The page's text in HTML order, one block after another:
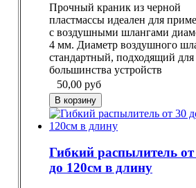
Прочный краник из черной
пластмассы идеален для
с воздушными шлангами
4 мм. Диаметр воздушного
стандартный, подходящий для
большинства устройств
50,00 руб
Гибкий распылитель от
до 120см в длину